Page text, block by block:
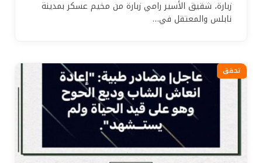
زبارة، شقيق الأسير رامي زبارة من مخيم عسكر بمدينة
نابلس والمعتقل في…
تحقق